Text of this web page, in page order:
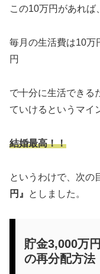
この10万円があれば、
毎月の生活費は10万
円
で十分に生活できる
ていけるというマイ
結婚最高！！
というわけで、次の
円』
としました。
貯金3,000万
の再分配方法